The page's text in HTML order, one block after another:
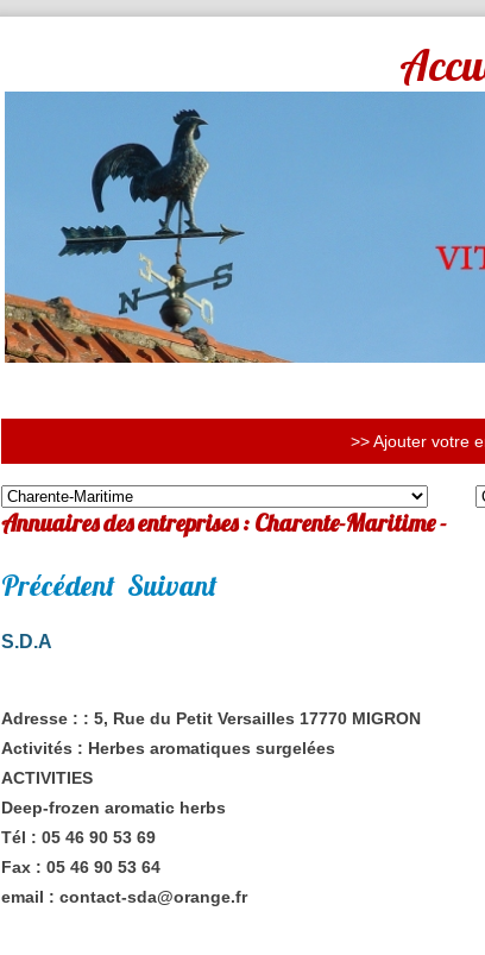
>> Ajouter votre
Annuaires des entreprises : Charente-Maritime -
Précédent Suivant
S.D.A
Adresse : : 5, Rue du Petit Versailles 17770 MIGRON
Activités : Herbes aromatiques surgelées
ACTIVITIES
Deep-frozen aromatic herbs
Tél : 05 46 90 53 69
Fax : 05 46 90 53 64
email : contact-sda@orange.fr